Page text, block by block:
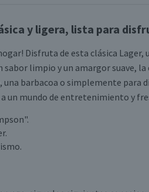
y ligera, lista para
Disfruta de esta clásica
limpio y un amargor suave,
barbacoa o simplemente para
un mundo de entretenimiento y